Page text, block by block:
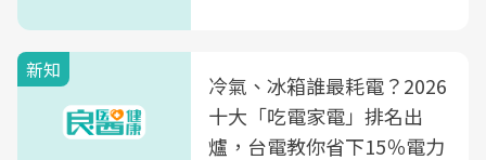
光田醫院建構360度女性健
康照護生態圈
新知
冷氣、冰箱誰最耗電？2026
十大「吃電家電」排名出
爐，台電教你省下15％電力